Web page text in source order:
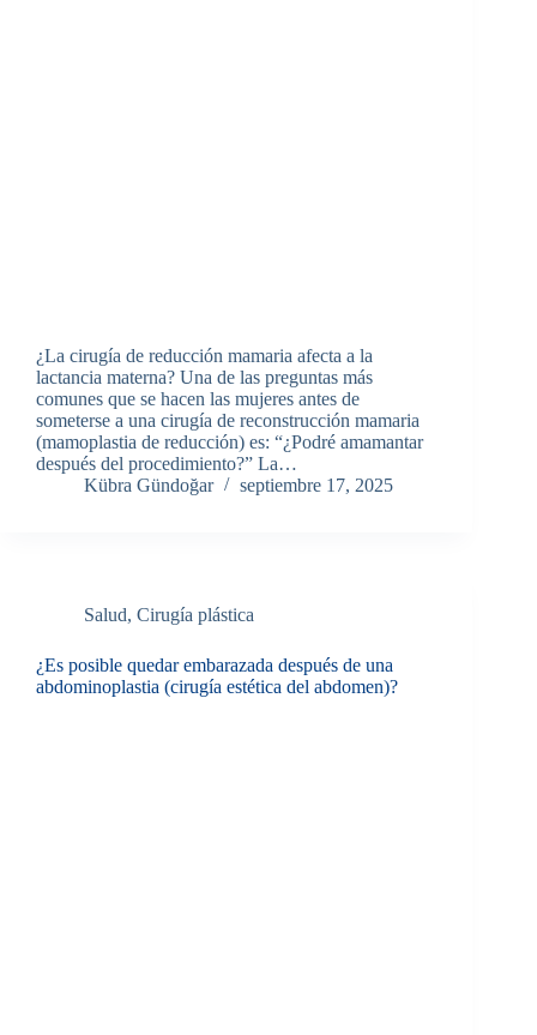
¿La cirugía de reducción mamaria afecta a la
lactancia materna? Una de las preguntas más
comunes que se hacen las mujeres antes de
someterse a una cirugía de reconstrucción mamaria
(mamoplastia de reducción) es: “¿Podré amamantar
después del procedimiento?” La…
Kübra Gündoğar
septiembre 17, 2025
Salud, Cirugía plástica
¿Es posible quedar embarazada después de una
abdominoplastia (cirugía estética del abdomen)?